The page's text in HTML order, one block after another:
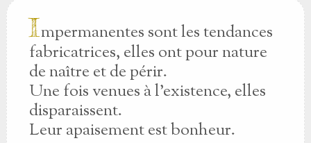
Impermanentes sont les tendances
fabricatrices, elles ont pour nature
de naître et de périr.
Une fois venues à l'existence, elles
disparaissent.
Leur apaisement est bonheur.